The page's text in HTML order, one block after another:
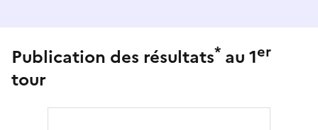
Publication des résultats* au 1er
tour